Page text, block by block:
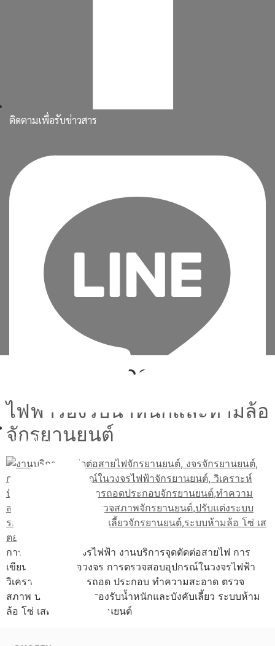
ติดตามเพื่อรับข่าวสาร
เพิ่มเพื่อน
งจรจักรยานยนต์
ไฟฟ้ารองรับน้ำหนักและห้ามล้อ
จักรยานยนต์
การทำงานของวงจรไฟฟ้า งานบริการจุดตัดต่อสายไฟ การ
เขียนวงจร การต่อวงจร การตรวจสอบอุปกรณ์ในวงจรไฟฟ้า
วิเคราะห์ปัญหา การถอด ประกอบ ทำความสะอาด ตรวจ
สภาพ ปรับแต่งระบบรองรับน้ำหนักและบังคับเลี้ยว ระบบห้าม
ล้อ โซ่ เสตอร์ รถจักรยานยนต์